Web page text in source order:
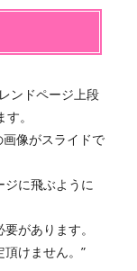
ンドページ上段
。
像がスライドで
ジに飛ぶように
があります。
頂けません。”